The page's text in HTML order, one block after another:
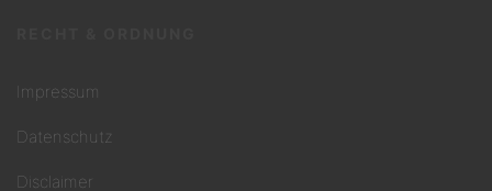
Impressum
Datenschutz
Disclaimer